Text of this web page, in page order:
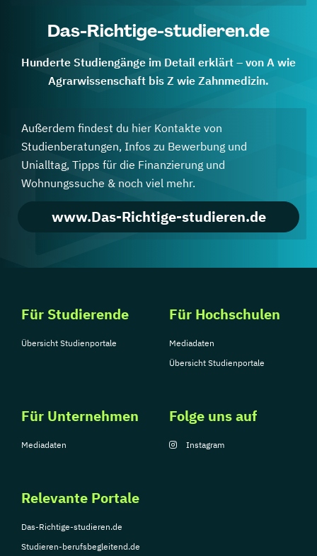
Das-Richtige-studieren.de
Hunderte Studiengänge im Detail erklärt – von A wie
Agrarwissenschaft bis Z wie Zahnmedizin.
Außerdem findest du hier Kontakte von
Studienberatungen, Infos zu Bewerbung und
Unialltag, Tipps für die Finanzierung und
Wohnungssuche & noch viel mehr.
www.Das-Richtige-studieren.de
Für Studierende
Übersicht Studienportale
Für Hochschulen
Mediadaten
Übersicht Studienportale
Für Unternehmen
Mediadaten
Relevante Portale
Das-Richtige-studieren.de
Studieren-berufsbegleitend.de
Folge uns auf
Instagram